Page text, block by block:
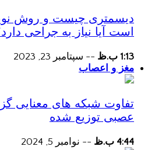
دیسمتری چیست و روش
است آیا نیاز به جراحی
1:13 ب.ظ -- سپتامبر 23, 2023
مغز و اعصاب
تفاوت شبکه های معنایی
عصبی توزیع شده
4:44 ب.ظ -- نوامبر 5, 2024